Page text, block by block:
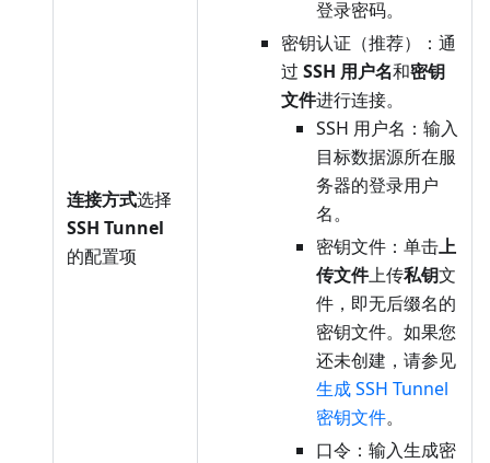
连接方式选择
SSH Tunnel
的配置项
登录密码。
密钥认证（推荐）：通
过 SSH 用户名和密钥
文件进行连接。
SSH 用户名：输入
目标数据源所在服
务器的登录用户
名。
密钥文件：单击上
传文件上传私钥文
件，即无后缀名的
密钥文件。如果您
还未创建，请参见
生成 SSH Tunnel
密钥文件。
口令：输入生成密